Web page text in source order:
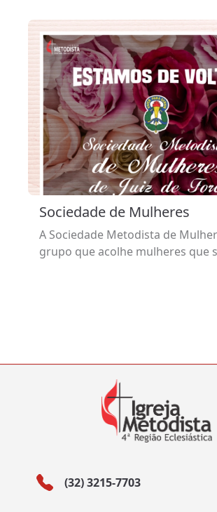
Sociedade de Mulheres
A Sociedade Metodista de
grupo que acolhe mulheres que
(32) 3215-7703